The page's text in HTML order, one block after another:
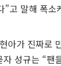
”고 말해 폭소
아가 진짜로
성규는 “팬